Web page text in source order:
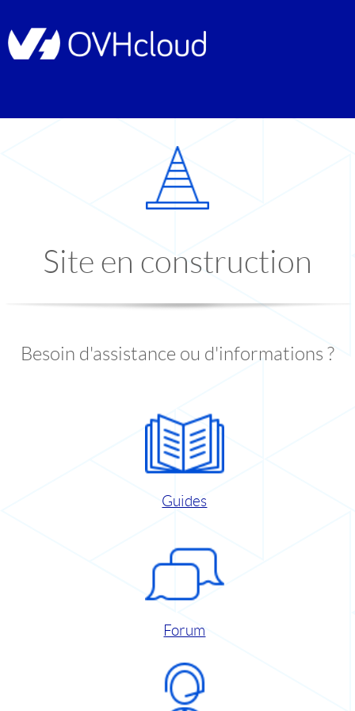
Site en construction
Besoin d'assistance ou d'informations ?
Guides
Forum